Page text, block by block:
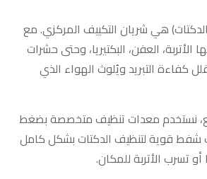
هي شريان التكييف المركزي. مع
الأتربة، العفن، البكتيريا، وحتى حشرات
كفاءة التبريد ويُلوث الهواء الذي
نستخدم معدات تنظيف متخصصة بضغط
قوية لتنظيف الدكتات بشكل كامل
تسرب الأتربة للمكان.